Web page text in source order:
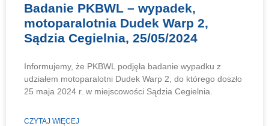
Badanie PKBWL – wypadek,
motoparalotnia Dudek Warp 2,
Sądzia Cegielnia, 25/05/2024
Informujemy, że PKBWL podjęła badanie wypadku z
udziałem motoparalotni Dudek Warp 2, do którego doszło
25 maja 2024 r. w miejscowości Sądzia Cegielnia.
CZYTAJ WIĘCEJ